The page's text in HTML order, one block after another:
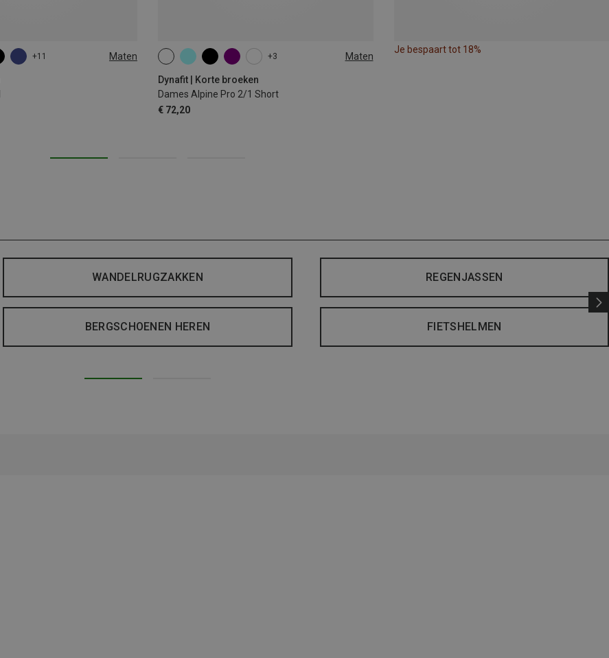
+11 Maten +3 Maten
Dynafit | Korte broeken
Dames Alpine Pro 2/1 Short
€ 72,20
XS S M XL
Je bespaart tot 18%
WANDELRUGZAKKEN REGENJASSEN
BERGSCHOENEN HEREN FIETSHELMEN